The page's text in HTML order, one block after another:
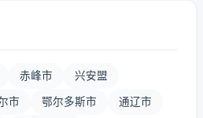
赤峰市 兴安盟
市 鄂尔多斯市 通辽市